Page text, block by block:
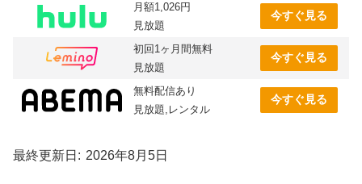
月額1,026円
見放題
今すぐ見る
初回1ヶ月間無料
見放題
今すぐ見る
無料配信あり
見放題,レンタル
今すぐ見る
最終更新日 2026年8月5日